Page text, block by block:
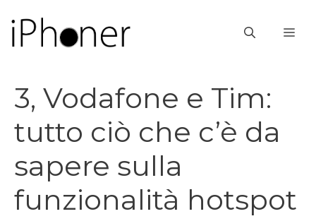
contenuto
3, Vodafone e Tim:
tutto ciò che c’è da
sapere sulla
funzionalità hotspot